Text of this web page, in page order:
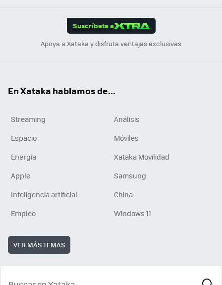
Suscríbete a
Apoya a Xataka y disfruta ventajas exclusivas
En Xataka hablamos de...
Streaming
Análisis
Espacio
Móviles
Energía
Xataka Movilidad
Apple
Samsung
Inteligencia artificial
China
Empleo
Windows 11
VER MÁS TEMAS